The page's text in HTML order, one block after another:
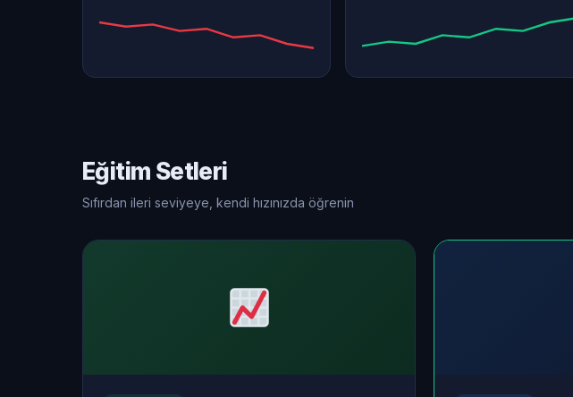
Eğitim Setleri
Sıfırdan ileri seviyeye, kendi hızınızda öğrenin